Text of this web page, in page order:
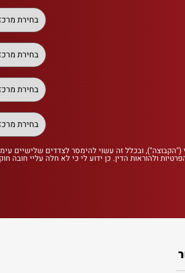
ובכלל זה עשוי להימסר לצדדים שלישיים
ולהוראות הדין. כן ידוע לי כי לא חלה עליי חובה